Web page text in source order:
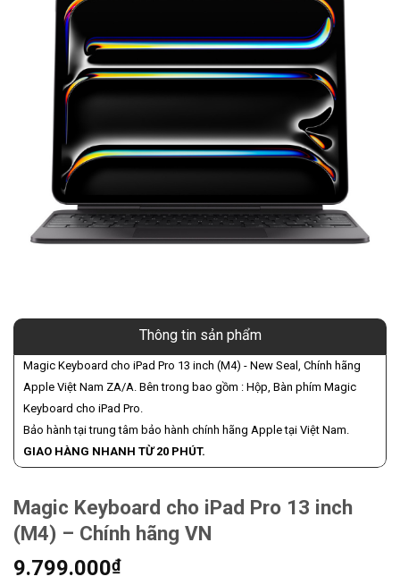
Thông tin sản phẩm
Magic Keyboard cho iPad Pro 13 inch (M4) - New Seal, Chính hãng
Apple Việt Nam ZA/A. Bên trong bao gồm : Hộp, Bàn phím Magic
Keyboard cho iPad Pro.
Bảo hành tại trung tâm bảo hành chính hãng Apple tại Việt Nam.
GIAO HÀNG NHANH TỪ 20 PHÚT.
Magic Keyboard cho iPad Pro 13 inch
(M4) – Chính hãng VN
9.799.000₫